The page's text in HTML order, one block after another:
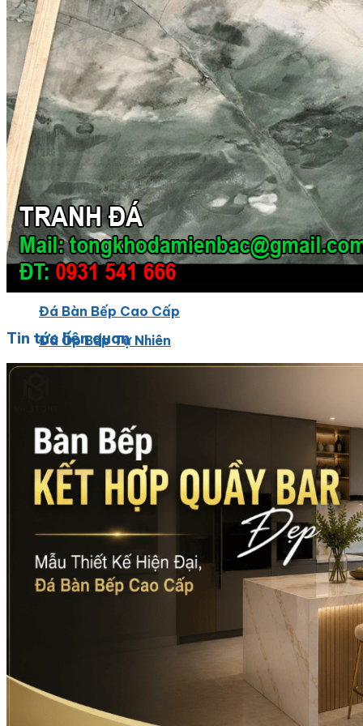
Đá Ốp Bếp
Đá Ốp Bếp Tự Nhiên
Tranh đá
Tranh Đá Marble Đối Xứng
Tranh Đá Thạch Anh Đối Xứng
Tranh Đá Sơn Thủy Xuyên Sáng
Tranh Đá Granite Đối Xứng
Tranh Đá Xuyên Sáng Onyx
Đá Nội Thất
Chậu Lavabo Đá
Mặt Bàn Lavabo Đá
Đá Bàn Bếp Cao Cấp
Đá Ốp Bếp Tự Nhiên
Các Loại Đá Khác
Mặt Hàng nhập khẩu Container
Vách Tivi ỐP Đá Cao Cấp
Đá Mosaic
Đá Onyx
Hoa Văn Đá
Đá Ốp Mặt Tiền
Đá tự nhiên
Đá Thạch Anh
Tin tức liên quan